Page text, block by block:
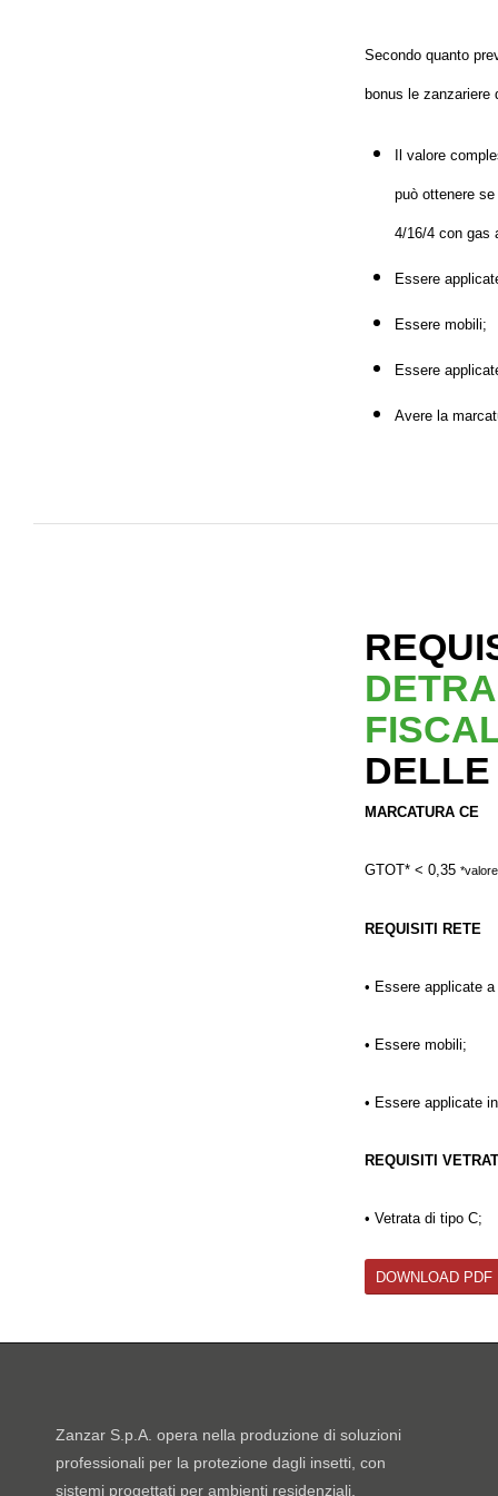
Secondo quanto
bonus le zanzariere
Il valore
può ottenere
4/16/4 con gas
Essere
Essere mobili;
Essere
Avere la
MARCATURA CE
GTOT* < 0,35
REQUISITI RETE
• Essere applicate
• Essere mobili;
• Essere applicate
REQUISITI
• Vetrata di tipo C;
DOWNLOAD PDF
Zanzar S.p.A. opera nella produzione di soluzioni
professionali per la protezione dagli insetti, con
sistemi progettati per ambienti residenziali,